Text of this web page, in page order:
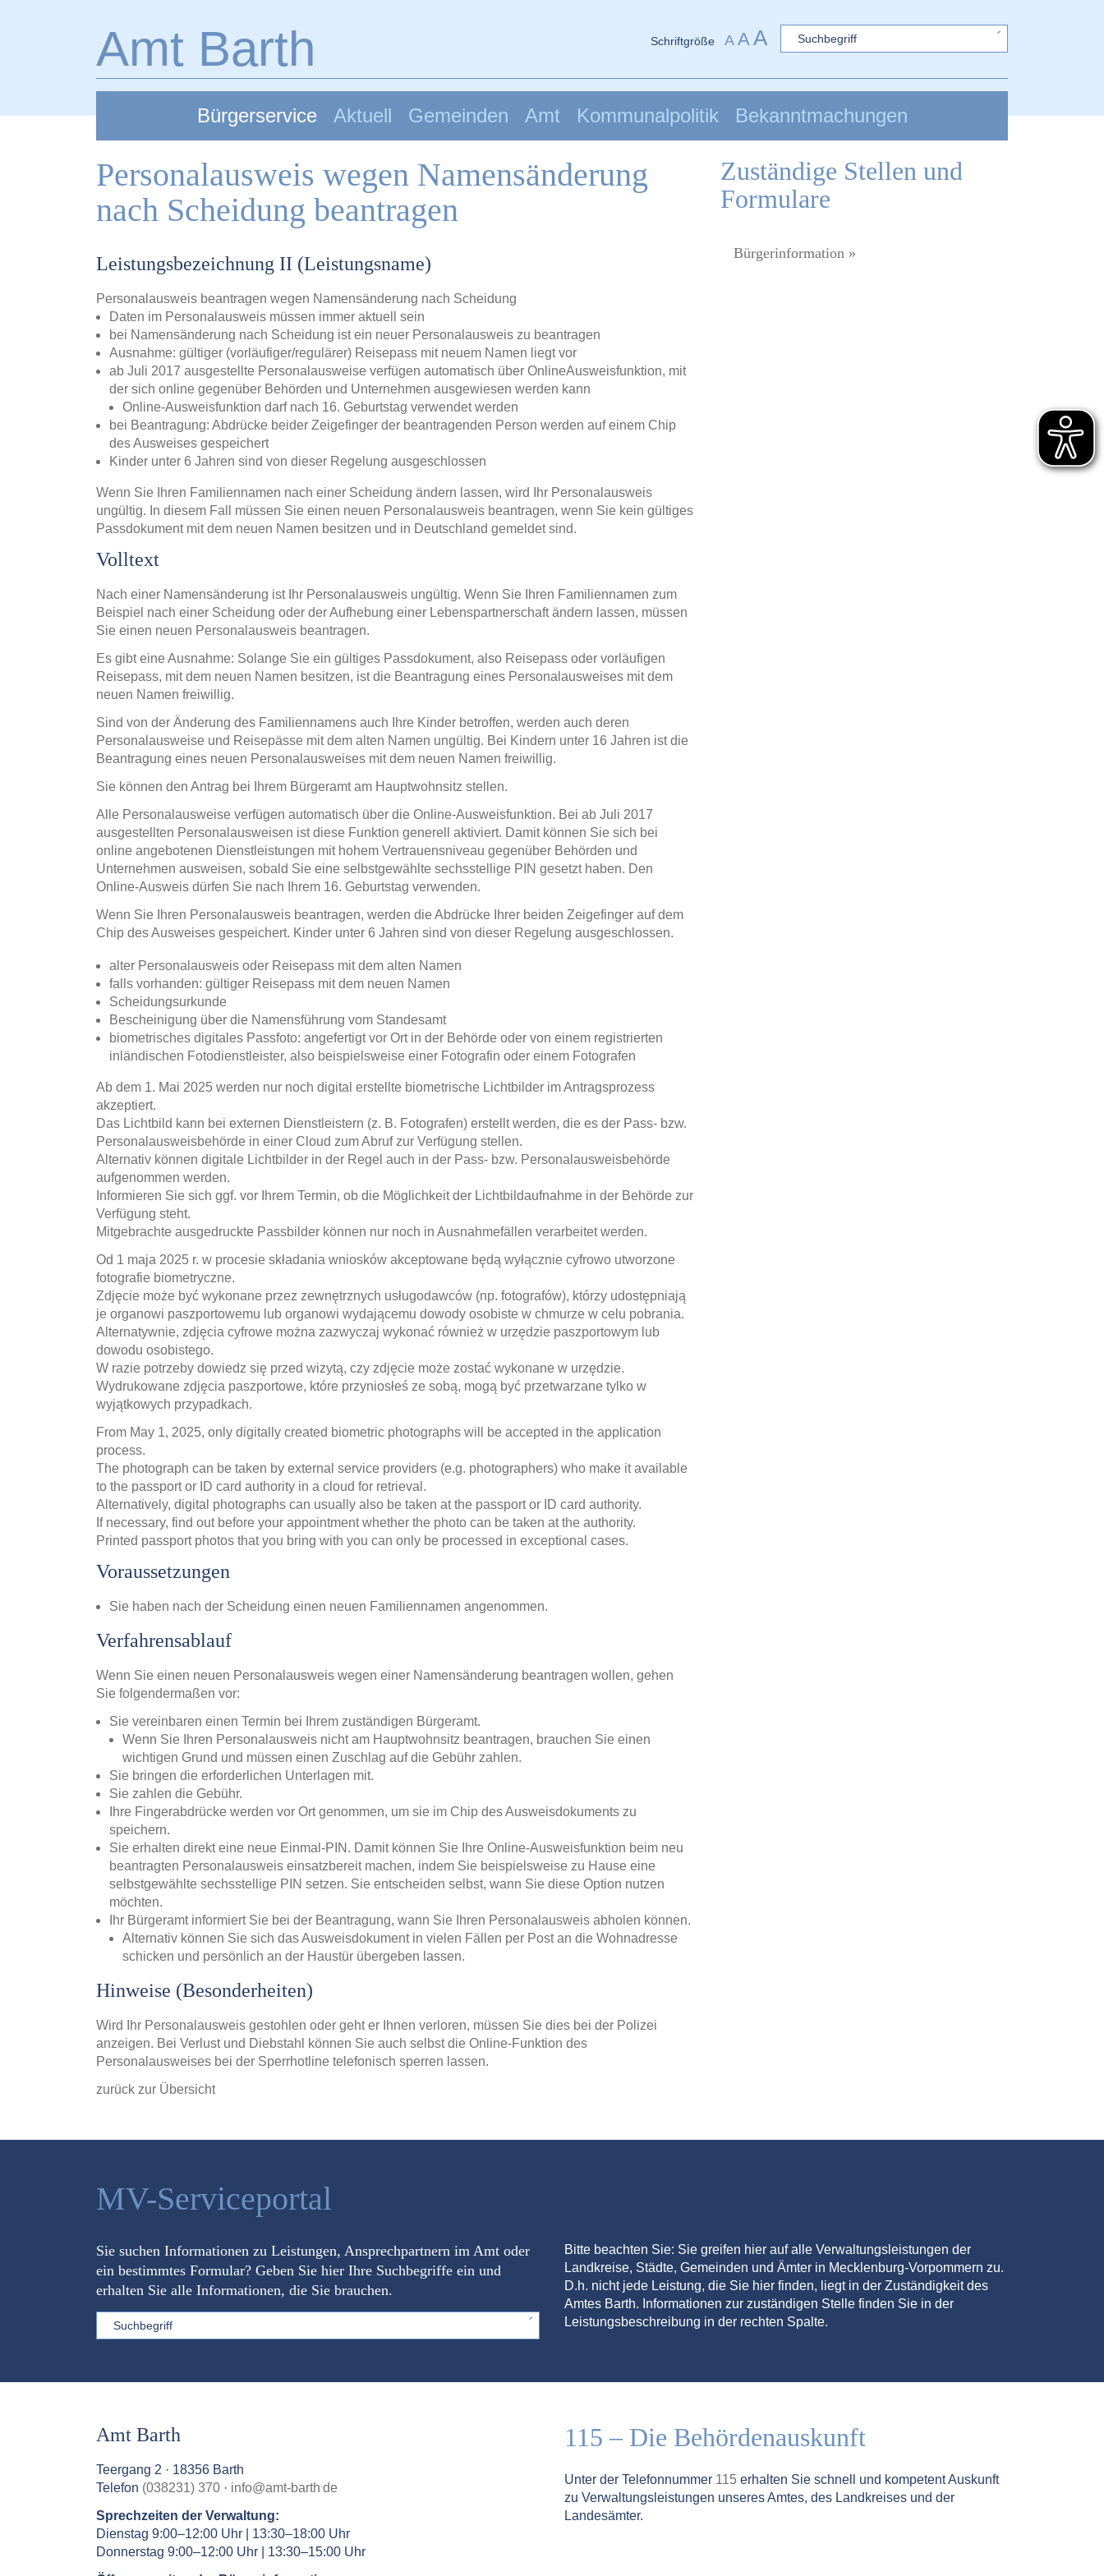
Amt Barth Schriftgröße A AA Sword
Bürgerservice Aktuell Gemeinden Amt Kommunalpolitik Bekanntmachungen
Personalausweis wegen Namensänderung
nach Scheidung beantragen
Leistungsbezeichnung II (Leistungsname)
Personalausweis beantragen wegen Namensänderung nach Scheidung
Daten im Personalausweis müssen immer aktuell sein
bei Namensänderung nach Scheidung ist ein neuer Personalausweis zu beantragen
Ausnahme: gültiger (vorläufiger/regulärer) Reisepass mit neuem Namen liegt vor
ab Juli 2017 ausgestellte Personalausweise verfügen automatisch über OnlineAusweisfunktion, mit
der sich online gegenüber Behörden und Unternehmen ausgewiesen werden kann
Online-Ausweisfunktion darf nach 16. Geburtstag verwendet werden
bei Beantragung: Abdrücke beider Zeigefinger der beantragenden Person werden auf einem Chip
des Ausweises gespeichert
Kinder unter 6 Jahren sind von dieser Regelung ausgeschlossen
Wenn Sie Ihren Familiennamen nach einer Scheidung ändern lassen, wird Ihr Personalausweis
ungültig. In diesem Fall müssen Sie einen neuen Personalausweis beantragen, wenn Sie kein gültiges
Passdokument mit dem neuen Namen besitzen und in Deutschland gemeldet sind.
Volltext
Nach einer Namensänderung ist Ihr Personalausweis ungültig. Wenn Sie Ihren Familiennamen zum
Beispiel nach einer Scheidung oder der Aufhebung einer Lebenspartnerschaft ändern lassen, müssen
Sie einen neuen Personalausweis beantragen.
Es gibt eine Ausnahme: Solange Sie ein gültiges Passdokument, also Reisepass oder vorläufigen
Reisepass, mit dem neuen Namen besitzen, ist die Beantragung eines Personalausweises mit dem
neuen Namen freiwillig.
Sind von der Änderung des Familiennamens auch Ihre Kinder betroffen, werden auch deren
Personalausweise und Reisepässe mit dem alten Namen ungültig. Bei Kindern unter 16 Jahren ist die
Beantragung eines neuen Personalausweises mit dem neuen Namen freiwillig.
Sie können den Antrag bei Ihrem Bürgeramt am Hauptwohnsitz stellen.
Alle Personalausweise verfügen automatisch über die Online-Ausweisfunktion. Bei ab Juli 2017
ausgestellten Personalausweisen ist diese Funktion generell aktiviert. Damit können Sie sich bei
online angebotenen Dienstleistungen mit hohem Vertrauensniveau gegenüber Behörden und
Unternehmen ausweisen, sobald Sie eine selbstgewählte sechsstellige PIN gesetzt haben. Den
Online-Ausweis dürfen Sie nach Ihrem 16. Geburtstag verwenden.
Wenn Sie Ihren Personalausweis beantragen, werden die Abdrücke Ihrer beiden Zeigefinger auf dem
Chip des Ausweises gespeichert. Kinder unter 6 Jahren sind von dieser Regelung ausgeschlossen.
alter Personalausweis oder Reisepass mit dem alten Namen
falls vorhanden: gültiger Reisepass mit dem neuen Namen
Scheidungsurkunde
Bescheinigung über die Namensführung vom Standesamt
biometrisches digitales Passfoto: angefertigt vor Ort in der Behörde oder von einem registrierten
inländischen Fotodienstleister, also beispielsweise einer Fotografin oder einem Fotografen
Ab dem 1. Mai 2025 werden nur noch digital erstellte biometrische Lichtbilder im Antragsprozess
akzeptiert.
Das Lichtbild kann bei externen Dienstleistern (z. B. Fotografen) erstellt werden, die es der Pass- bzw.
Personalausweisbehörde in einer Cloud zum Abruf zur Verfügung stellen.
Alternativ können digitale Lichtbilder in der Regel auch in der Pass- bzw. Personalausweisbehörde
aufgenommen werden.
Informieren Sie sich ggf. vor Ihrem Termin, ob die Möglichkeit der Lichtbildaufnahme in der Behörde zur
Verfügung steht.
Mitgebrachte ausgedruckte Passbilder können nur noch in Ausnahmefällen verarbeitet werden.
Od 1 maja 2025 r. w procesie składania wniosków akceptowane będą wyłącznie cyfrowo utworzone
fotografie biometryczne.
Zdjęcie może być wykonane przez zewnętrznych usługodawców (np. fotografów), którzy udostępniają
je organowi paszportowemu lub organowi wydającemu dowody osobiste w chmurze w celu pobrania.
Alternatywnie, zdjęcia cyfrowe można zazwyczaj wykonać również w urzędzie paszportowym lub
dowodu osobistego.
W razie potrzeby dowiedz się przed wizytą, czy zdjęcie może zostać wykonane w urzędzie.
Wydrukowane zdjęcia paszportowe, które przyniosłeś ze sobą, mogą być przetwarzane tylko w
wyjątkowych przypadkach.
From May 1, 2025, only digitally created biometric photographs will be accepted in the application
process.
The photograph can be taken by external service providers (e.g. photographers) who make it available
to the passport or ID card authority in a cloud for retrieval.
Alternatively, digital photographs can usually also be taken at the passport or ID card authority.
If necessary, find out before your appointment whether the photo can be taken at the authority.
Printed passport photos that you bring with you can only be processed in exceptional cases.
Voraussetzungen
Sie haben nach der Scheidung einen neuen Familiennamen angenommen.
Verfahrensablauf
Wenn Sie einen neuen Personalausweis wegen einer Namensänderung beantragen wollen, gehen
Sie folgendermaßen vor:
Sie vereinbaren einen Termin bei Ihrem zuständigen Bürgeramt.
Wenn Sie Ihren Personalausweis nicht am Hauptwohnsitz beantragen, brauchen Sie einen
wichtigen Grund und müssen einen Zuschlag auf die Gebühr zahlen.
Sie bringen die erforderlichen Unterlagen mit.
Sie zahlen die Gebühr.
Ihre Fingerabdrücke werden vor Ort genommen, um sie im Chip des Ausweisdokuments zu
speichern.
Sie erhalten direkt eine neue Einmal-PIN. Damit können Sie Ihre Online-Ausweisfunktion beim neu
beantragten Personalausweis einsatzbereit machen, indem Sie beispielsweise zu Hause eine
selbstgewählte sechsstellige PIN setzen. Sie entscheiden selbst, wann Sie diese Option nutzen
möchten.
Ihr Bürgeramt informiert Sie bei der Beantragung, wann Sie Ihren Personalausweis abholen können.
Alternativ können Sie sich das Ausweisdokument in vielen Fällen per Post an die Wohnadresse
schicken und persönlich an der Haustür übergeben lassen.
Hinweise (Besonderheiten)
Wird Ihr Personalausweis gestohlen oder geht er Ihnen verloren, müssen Sie dies bei der Polizei
anzeigen. Bei Verlust und Diebstahl können Sie auch selbst die Online-Funktion des
Personalausweises bei der Sperrhotline telefonisch sperren lassen.
zurück zur Übersicht
Zuständige Stellen und
Formulare
Bürgerinformation »
MV-Serviceportal
Sie suchen Informationen zu Leistungen, Ansprechpartnern im Amt oder
ein bestimmtes Formular? Geben Sie hier Ihre Suchbegriffe ein und
erhalten Sie alle Informationen, die Sie brauchen.
Sword
Bitte beachten Sie: Sie greifen hier auf alle Verwaltungsleistungen der
Landkreise, Städte, Gemeinden und Ämter in Mecklenburg-Vorpommern zu.
D.h. nicht jede Leistung, die Sie hier finden, liegt in der Zuständigkeit des
Amtes Barth. Informationen zur zuständigen Stelle finden Sie in der
Leistungsbeschreibung in der rechten Spalte.
Amt Barth
Teergang 2 · 18356 Barth
Telefon (038231) 370 · info@amt-barth.de
Sprechzeiten der Verwaltung:
Dienstag 9:00–12:00 Uhr | 13:30–18:00 Uhr
Donnerstag 9:00–12:00 Uhr | 13:30–15:00 Uhr
115 – Die Behördenauskunft
Unter der Telefonnummer 115 erhalten Sie schnell und kompetent Auskunft
zu Verwaltungsleistungen unseres Amtes, des Landkreises und der
Landesämter.